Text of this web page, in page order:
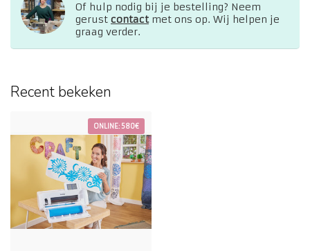
Of hulp nodig bij je bestelling? Neem
gerust contactmet ons op. Wij helpen je
graag verder.
Recent bekeken
ONLINE: 580€